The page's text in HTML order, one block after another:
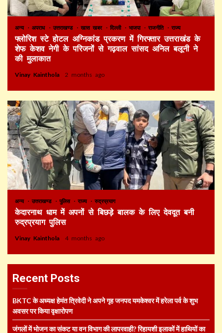
अन्य अपराध उत्तराखण्ड खास खबर दिल्ली भाजपा राजनीति राज्य
फ्लोरिश स्टे होटल अग्निकांड प्रकरण में गिरफ्तार उत्तराखंड के
शेफ केशव नेगी के परिजनों से गढ़वाल सांसद अनिल बलूनी ने
की मुलाकात
Vinay Kainthola 2 months ago
अन्य उत्तराखण्ड पुलिस राज्य रुद्रप्रयाग
केदारनाथ धाम में अपनों से बिछड़े बालक के लिए देवदूत बनी
रुद्रप्रयाग पुलिस
Vinay Kainthola 4 months ago
Recent Posts
BKTC के अध्यक्ष हेमंत त्रिवेदी ने अपने गृह जनपद यमकेश्वर में हरेला पर्व के शुभ
अवसर पर किया वृक्षारोपण
जंगलों में भोजन का संकट या वन विभाग की लापरवाही? रिहायशी इलाकों में हाथियों का